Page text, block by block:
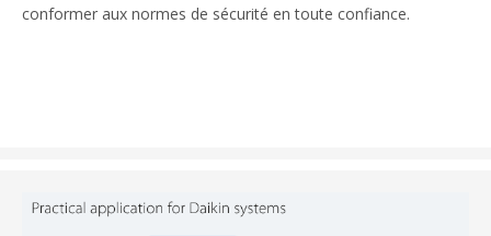
conformer aux normes de sécurité en toute confiance.